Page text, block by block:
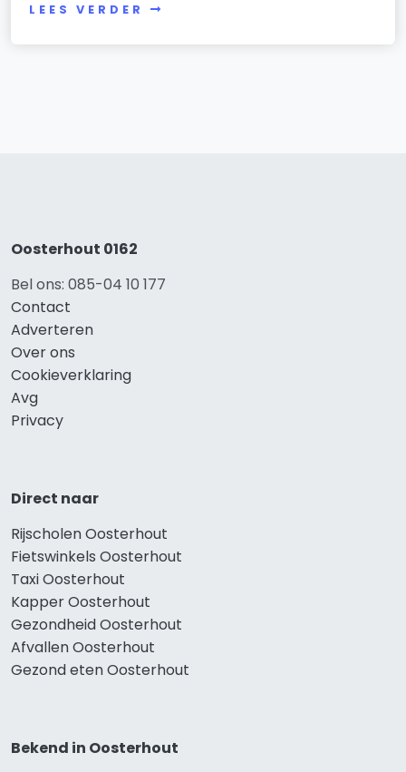
LEES VERDER
Oosterhout 0162
Bel ons: 085-04 10 177
Contact
Adverteren
Over ons
Cookieverklaring
Avg
Privacy
Direct naar
Rijscholen Oosterhout
Fietswinkels Oosterhout
Taxi Oosterhout
Kapper Oosterhout
Gezondheid Oosterhout
Afvallen Oosterhout
Gezond eten Oosterhout
Bekend in Oosterhout